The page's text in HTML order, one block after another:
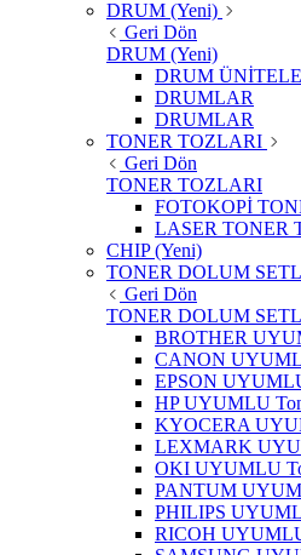
DRUM (Yeni)
Geri Dön
DRUM (Yeni)
DRUM
DRUMLAR
DRUMLAR
TONER TOZLARI
Geri Dön
TONER TOZLARI
FOTOKOPİ
LASER TONER
CHIP (Yeni)
TONER DOLUM
Geri Dön
TONER DOLUM
BROTHER
CANON
EPSON
HP UYUMLU
KYOCERA
LEXMARK
OKI UYUMLU
PANTUM
PHILIPS
RICOH